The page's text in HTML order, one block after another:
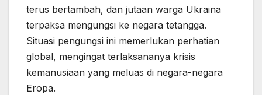
terus bertambah, dan jutaan warga Ukraina
terpaksa mengungsi ke negara tetangga.
Situasi pengungsi ini memerlukan perhatian
global, mengingat terlaksananya krisis
kemanusiaan yang meluas di negara-negara
Eropa.